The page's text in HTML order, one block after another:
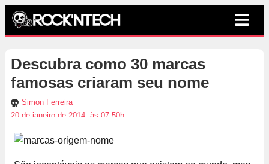
Descubra como 30 marcas
famosas criaram seu nome
Simon Ferreira
20 de janeiro de 2014, às 07:50h